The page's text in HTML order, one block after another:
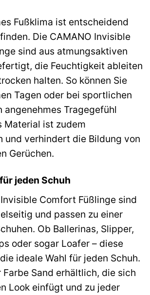
Fußklima ist entscheidend
Die CAMANO Invisible
sind aus atmungsaktiven
die Feuchtigkeit ableiten
halten. So können Sie
Tagen oder bei sportlichen
Tragegefühl
Material ist zudem
und verhindert die Bildung von
Gerüchen.
jeden Schuh
Comfort Füßlinge sind
und passen zu einer
Ob Ballerinas, Slipper,
oder sogar Loafer – diese
ideale Wahl für jeden Schuh.
Farbe Sand erhältlich, die sich
Look einfügt und zu jeder